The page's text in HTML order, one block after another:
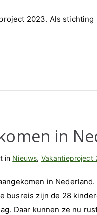
2023. Als
in
in Nieuws, Vakantieproject
in
busreis zijn de 28
Daar kunnen ze nu